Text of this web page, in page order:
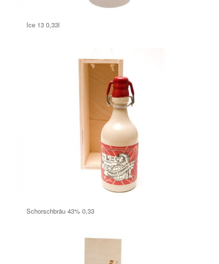
Ice 13 0,33l
Schorschbräu 43% 0,33